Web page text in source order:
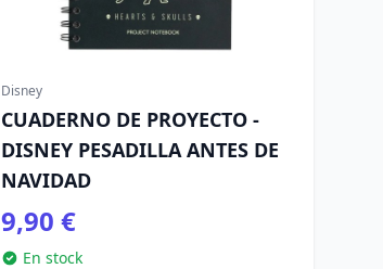
Disney
CUADERNO DE PROYECTO -
DISNEY PESADILLA ANTES DE
NAVIDAD
9,90 €
En stock